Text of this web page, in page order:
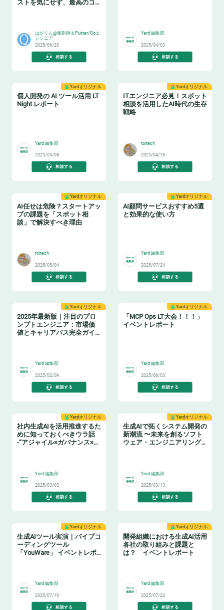
ストを気にせず、最高のコ
はがくん@薬剤師＆Flutter/Goエ
ンジニア
2025/06/20
相談する
Yard 編集部
2025/04/03
相談する
Yardオリジナル
個人開発の AI ツール活用 LT
Night レポート
Yard 編集部
2025/05/08
相談する
Yardオリジナル
ITエンジニア必見！スポット
相談を活用したAI時代の生存
戦略
toitech
2025/04/18
相談する
Yardオリジナル
AI任せは危険？スタートアッ
プの課題を「スポット相
談」で解決すべき理由
toitech
2025/05/04
相談する
Yardオリジナル
AI顧問サービスおすすめ5選
と効果的な使い方
Yard 編集部
2025/07/24
相談する
Yardオリジナル
2025年最新版｜注目のプロ
ンプトエンジニア：市場価
値とキャリアパス完全ガイ
Yard 編集部
2025/02/09
相談する
Yardオリジナル
「MCP Ops LT大会！！！」
イベントレポート
Yard 編集部
2025/06/03
相談する
Yardオリジナル
社内生成AIを活用推進するた
めに知っておくべきウラ話
-“アジャイル×ガバナンス×利
Yard 編集部
2025/03/03
相談する
Yardオリジナル
生成AIで拓くシステム開発の
新潮流 〜未来を創るソフト
ウェア・エンジニアリング
Yard 編集部
2025/03/13
相談する
Yardオリジナル
生成AIツール実演｜バイブコ
ーディングツール
「YouWare」 イベントレポ
Yard 編集部
2025/07/10
相談する
Yardオリジナル
開発組織における生成AI活用
各社の取り組みと課題と
は？ イベントレポート
Yard 編集部
2025/07/22
相談する